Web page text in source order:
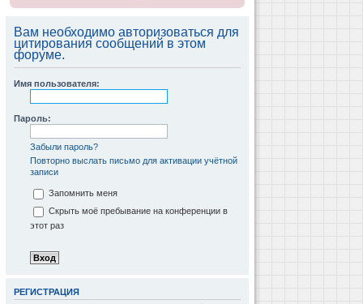
Вам необходимо авторизоваться для
цитирования сообщений в этом
форуме.
Имя пользователя:
Пароль:
Забыли пароль?
Повторно выслать письмо для активации учётной
записи
Запомнить меня
Скрыть моё пребывание на конференции в
этот раз
РЕГИСТРАЦИЯ